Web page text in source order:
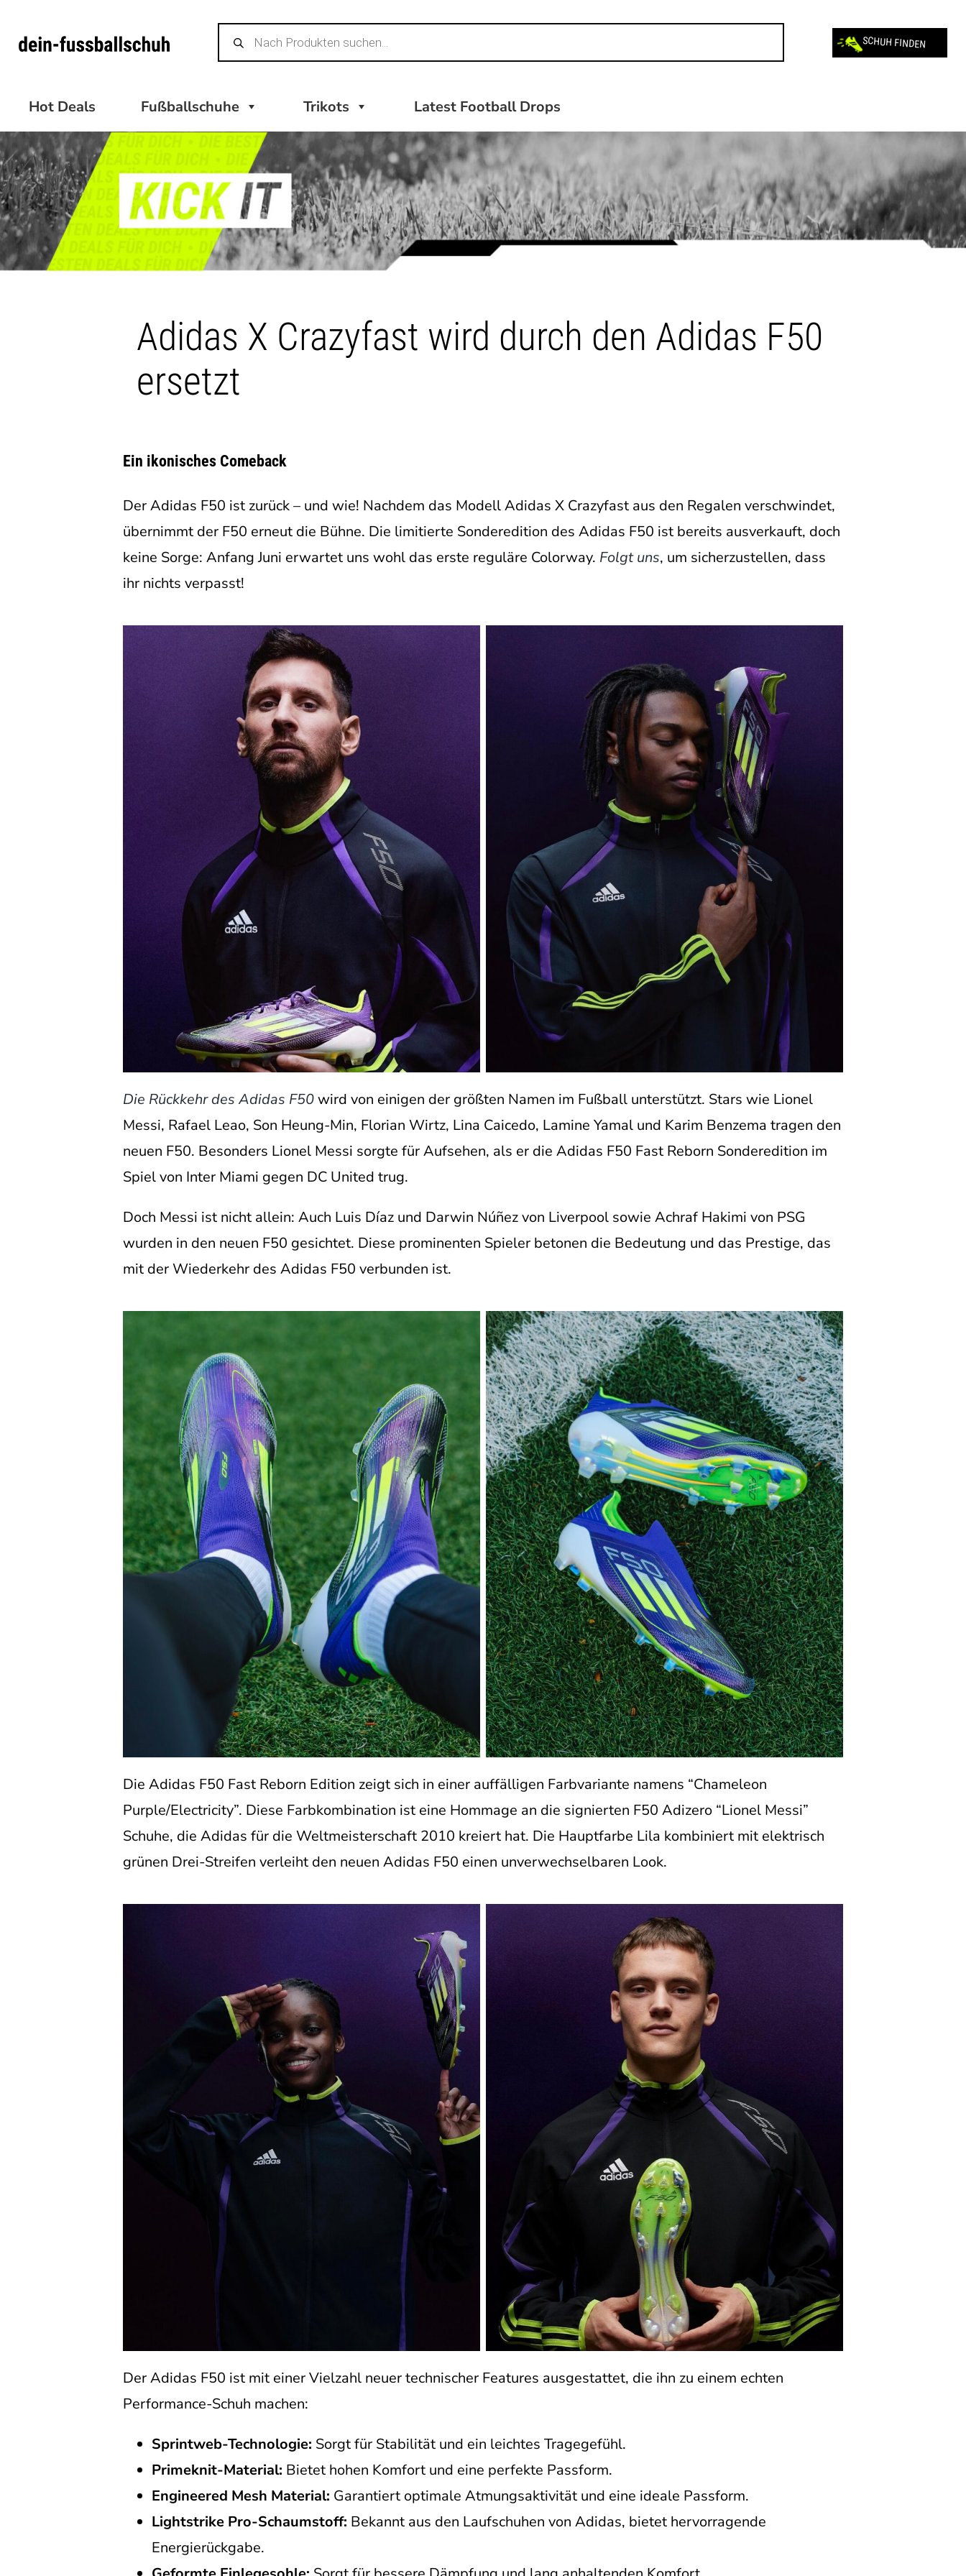
Inhalt
Products
search SCHUH FINDEN
Hot Deals Fußballschuhe Trikots Latest Football Drops
Adidas X Crazyfast wird durch den Adidas F50
ersetzt
Ein ikonisches Comeback
Der Adidas F50 ist zurück – und wie! Nachdem das Modell Adidas X Crazyfast aus den Regalen verschwindet,
übernimmt der F50 erneut die Bühne. Die limitierte Sonderedition des Adidas F50 ist bereits ausverkauft, doch
keine Sorge: Anfang Juni erwartet uns wohl das erste reguläre Colorway. Folgt uns, um sicherzustellen, dass
ihr nichts verpasst!
Die Rückkehr des Adidas F50wird von einigen der größten Namen im Fußball unterstützt. Stars wie Lionel
Messi, Rafael Leao, Son Heung-Min, Florian Wirtz, Lina Caicedo, Lamine Yamal und Karim Benzema tragen den
neuen F50. Besonders Lionel Messi sorgte für Aufsehen, als er die Adidas F50 Fast Reborn Sonderedition im
Spiel von Inter Miami gegen DC United trug.
Doch Messi ist nicht allein: Auch Luis Díaz und Darwin Núñez von Liverpool sowie Achraf Hakimi von PSG
wurden in den neuen F50 gesichtet. Diese prominenten Spieler betonen die Bedeutung und das Prestige, das
mit der Wiederkehr des Adidas F50 verbunden ist.
Die Adidas F50 Fast Reborn Edition zeigt sich in einer auffälligen Farbvariante namens “Chameleon
Purple/Electricity”. Diese Farbkombination ist eine Hommage an die signierten F50 Adizero “Lionel Messi”
Schuhe, die Adidas für die Weltmeisterschaft 2010 kreiert hat. Die Hauptfarbe Lila kombiniert mit elektrisch
grünen Drei-Streifen verleiht den neuen Adidas F50 einen unverwechselbaren Look.
Der Adidas F50 ist mit einer Vielzahl neuer technischer Features ausgestattet, die ihn zu einem echten
Performance-Schuh machen:
Sprintweb-Technologie: Sorgt für Stabilität und ein leichtes Tragegefühl.
Primeknit-Material: Bietet hohen Komfort und eine perfekte Passform.
Engineered Mesh Material: Garantiert optimale Atmungsaktivität und eine ideale Passform.
Lightstrike Pro-Schaumstoff: Bekannt aus den Laufschuhen von Adidas, bietet hervorragende
Energierückgabe.